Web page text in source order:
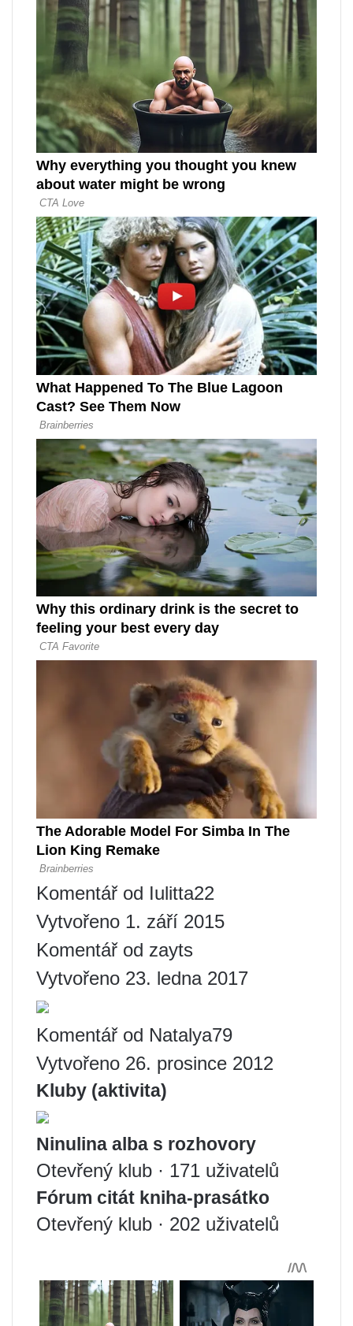
Komentář od Iulitta22
Vytvořeno 1. září 2015
Komentář od zayts
Vytvořeno 23. ledna 2017
Komentář od Natalya79
Vytvořeno 26. prosince 2012
Kluby (aktivita)
Ninulina alba s rozhovory
Otevřený klub · 171 uživatelů
Fórum citát kniha-prasátko
Otevřený klub · 202 uživatelů